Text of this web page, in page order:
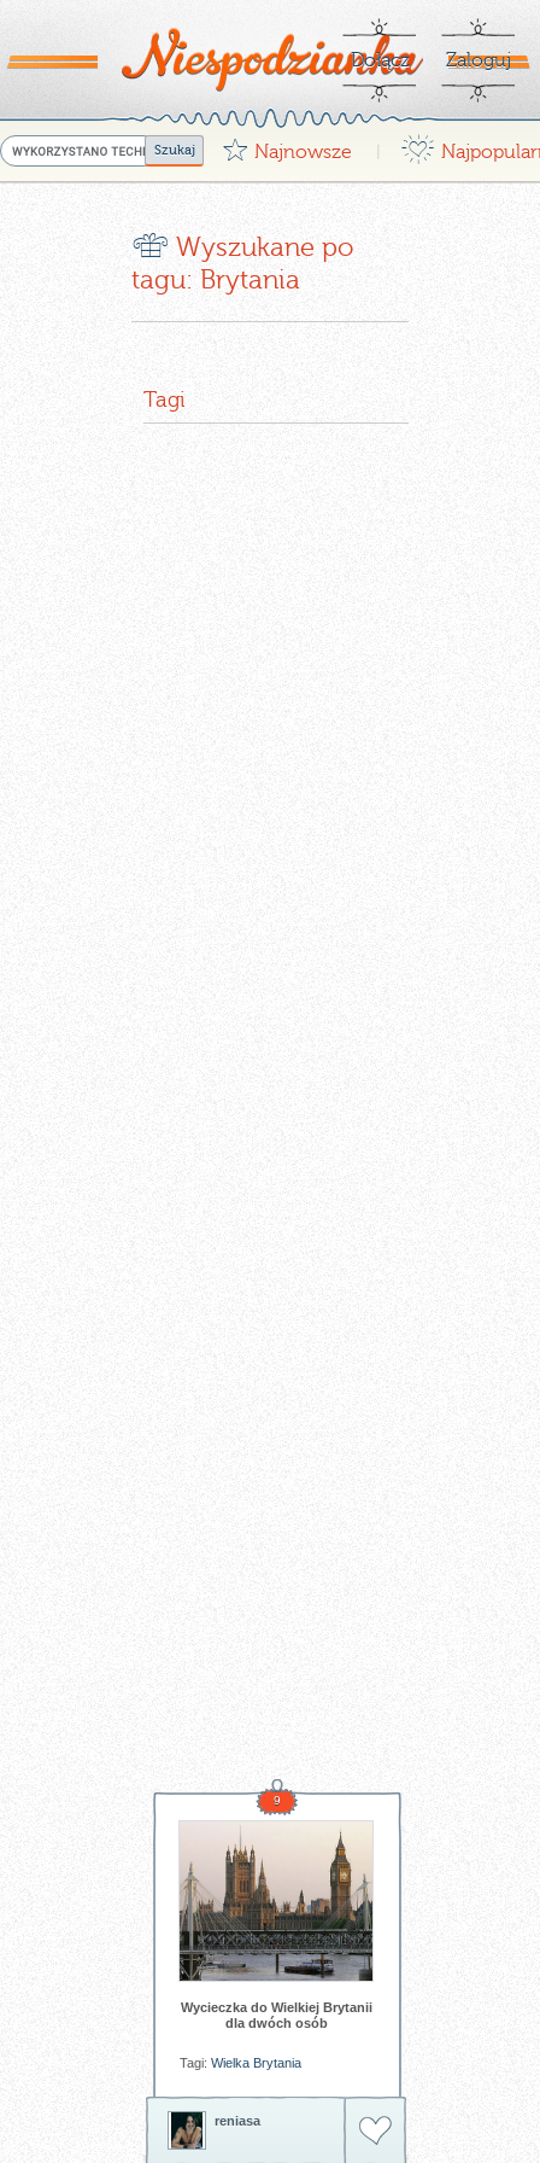
Dołącz Zaloguj
G Najnowsze ¤
r Wyszukane po
tagu: Brytania
Tagi
9
Wycieczka do Wielkiej Brytanii
dla dwóch osób
Tagi: Wielka Brytania
reniasa